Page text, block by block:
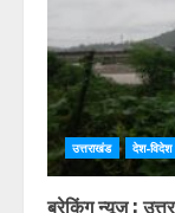
उत्तराखंड देश-विदेश
ब्रेकिंग न्यूज़ :